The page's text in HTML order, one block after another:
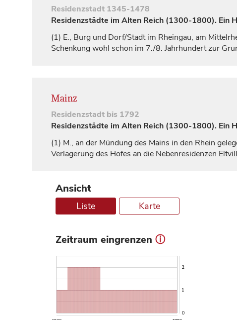
Residenzstadt 1345-1478
Residenzstädte im Alten Reich (1300-1800). Ein
(1) E., Burg und Dorf/Stadt im Rheingau, am
Schenkung wohl schon im 7./8. Jahrhundertzur
Mainz
Residenzstadt bis 1792
Residenzstädte im Alten Reich (1300-1800). Ein
(1) M., an der Mündung des Mains in den Rhein
Verlagerung des Hofes an die Nebenresidenzen
Ansicht
Liste Karte
Zeitraum eingrenzen ⓘ
0
1
2